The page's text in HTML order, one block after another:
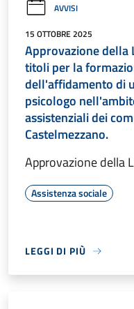
AVVISI
15 OTTOBRE 2025
Approvazione della
titoli per la
dell'affidamento di
psicologo
assistenziali dei
Castelmezzano.
Approvazione della
Assistenza sociale
LEGGI DI PIÙ